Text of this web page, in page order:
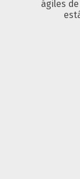
ágiles